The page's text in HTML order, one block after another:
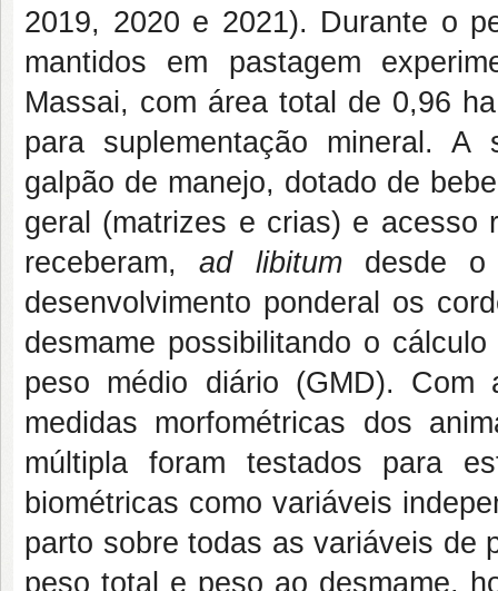
2019, 2020 e 2021). Durante o
mantidos em pastagem
Massai, com área total de 0,96
para suplementação mineral. A
galpão de manejo, dotado de
geral (matrizes e crias) e acesso
receberam,ad libitumdesde o
desenvolvimento ponderal os
desmame possibilitando o
peso médio diário (GMD).
medidas morfométricas dos
múltipla foram testados para
biométricas como variáveis
parto sobre todas as variáveis de
peso total e peso ao desmame,